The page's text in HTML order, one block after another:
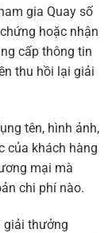
gia Quay số
hoặc nhận
cấp thông tin
thu hồi lại giải
tên, hình ảnh,
của khách hàng
mại mà
chi phí nào.
giải thưởng